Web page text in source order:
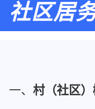
社区居
一、 村（社区